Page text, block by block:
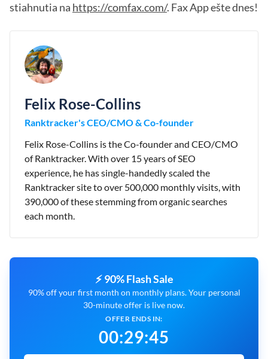
stiahnutia na https://comfax.com/. Fax App ešte dnes!
Felix Rose-Collins
Ranktracker's CEO/CMO & Co-founder
Felix Rose-Collins is the Co-founder and CEO/CMO
of Ranktracker. With over 15 years of SEO
experience, he has single-handedly scaled the
Ranktracker site to over 500,000 monthly visits, with
390,000 of these stemming from organic searches
each month.
⚡ 90% Flash Sale
90% off your first month on monthly plans. Your personal
30-minute offer is live now.
OFFER ENDS IN:
00:29:44